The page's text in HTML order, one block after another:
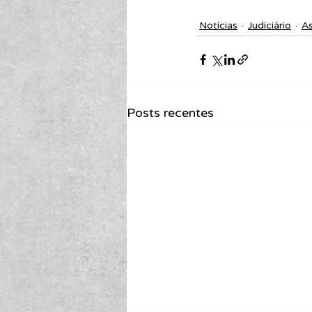
Notícias Judiciário
Posts recentes